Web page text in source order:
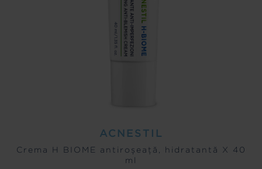
ACNESTIL
Crema H BIOME antiroșeață, hidratantă X 40
ml